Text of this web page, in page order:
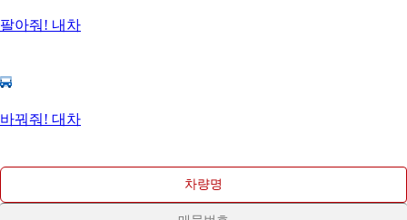
팔아줘! 내차
바꿔줘! 대차
차량명